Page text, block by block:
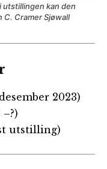
utstillingen kan den
Cramer Sjøwall
2023)
utstilling)